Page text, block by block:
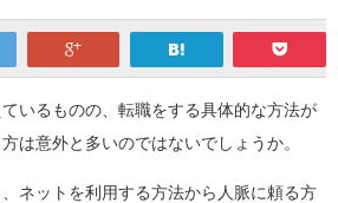
google hatena
pocket
いるものの、転職をする具体的な方法が
は意外と多いのではないでしょうか。
ネットを利用する方法から人脈に頼る方